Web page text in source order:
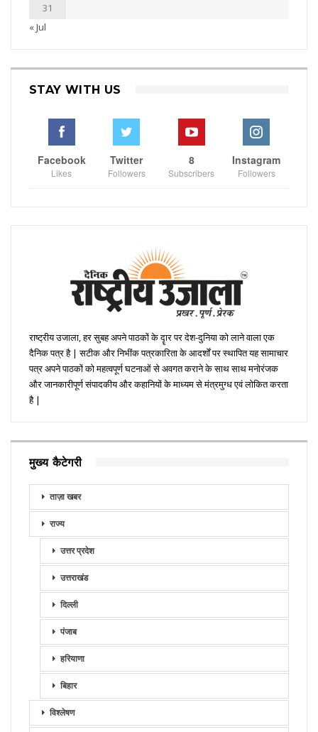
31
« Jul
STAY WITH US
Facebook
Likes
Twitter
Followers
8
Subscribers
Instagram
Followers
राष्ट्रीय उजाला, हर सुबह अपने पाठकों के दॄार पर देश-दुनिया को लाने वाला एक
दैनिक पत्र है | सटीक और निभींक पत्रकारिता के आदर्शों पर स्थापित यह सामाचार
पत्र अपने पाठकों को महत्वपूर्ण घटनाओं से अवगत कराने के साथ साथ मनोरंजक
और जानकारीपूर्ण संपादकीय और कहानियों के माध्यम से मंत्रमुग्ध एवं लोकित करता
है |
मुख्य कैटेगरी
ताज़ा खबर
राज्य
उत्तर प्रदेश
उत्तराखंड
दिल्ली
पंजाब
हरियाणा
बिहार
विश्लेषण